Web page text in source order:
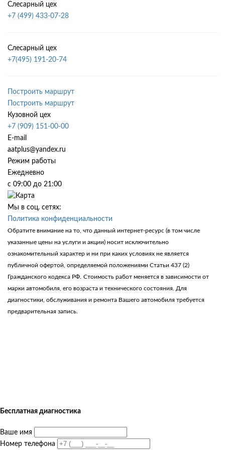
Слесарный цех
+7 (499) 433-07-28
Слесарный цех
+7(495) 191-20-74
Построить маршрут
Построить маршрут
Кузовной цех
+7 (909) 151-00-00
E-mail
aatplus@yandex.ru
Режим работы
Ежедневно
с 09:00 до 21:00
Мы в соц. сетях:
Политика конфиденциальности
Обратите внимание на то, что данный интернет-ресурс (в том числе
указанные цены на услуги и акции) носит исключительно
ознакомительный характер и ни при каких условиях не является
публичной офертой, определяемой положениями Статьи 437 (2)
Гражданского кодекса РФ. Стоимость работ меняется в зависимости от
марки автомобиля, его возраста и технического состояния. Для
диагностики, обслуживания и ремонта Вашего автомобиля требуется
предварительная запись.
Бесплатная диагностика
Ваше имя
Номер телефона